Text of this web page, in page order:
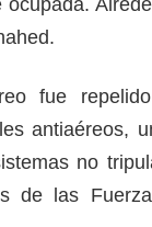
ocupada.
fue
antiaéreos,
no
de las